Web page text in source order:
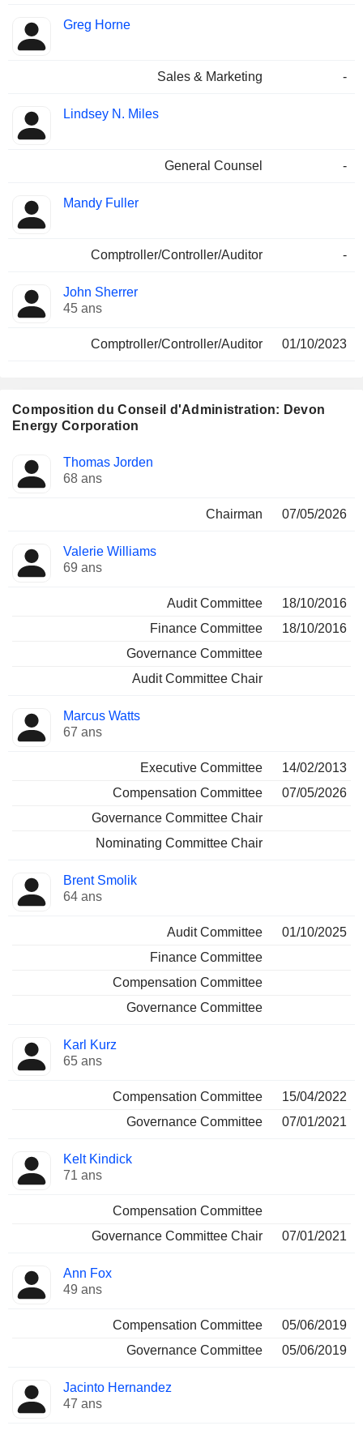
Greg Horne
Sales & Marketing -
Lindsey N. Miles
General Counsel -
Mandy Fuller
Comptroller/Controller/Auditor -
John Sherrer
45 ans
Comptroller/Controller/Auditor 01/10/2023
Composition du Conseil d'Administration: Devon
Energy Corporation
Administrateur Comités
Thomas Jorden
68 ans
Chairman 07/05/2026
Valerie Williams
69 ans
Audit Committee
18/10/2016
Finance Committee
18/10/2016
Governance Committee
Audit Committee Chair
Marcus Watts
67 ans
Executive Committee
14/02/2013
Compensation Committee
07/05/2026
Governance Committee Chair
Nominating Committee Chair
Brent Smolik
64 ans
Audit Committee
01/10/2025
Finance Committee
Compensation Committee
Governance Committee
Karl Kurz
65 ans
Compensation Committee
15/04/2022
Governance Committee
07/01/2021
Kelt Kindick
71 ans
Compensation Committee
Governance Committee Chair
07/01/2021
Ann Fox
49 ans
Compensation Committee
05/06/2019
Governance Committee
05/06/2019
Jacinto Hernandez
47 ans